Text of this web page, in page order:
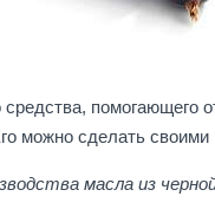
помогающего
можно сделать
масла из